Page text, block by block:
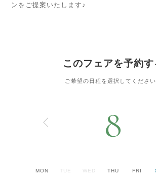
ンをご提案いたします♪
このフェアを予約す
ご希望の日程を選択してください
8
MON TUE WED THU FRI